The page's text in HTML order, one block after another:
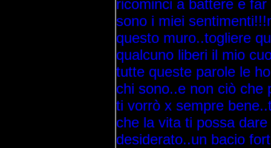
ricominci a battere e
sono i miei
questo muro..togliere
qualcuno liberi il mio
tutte queste parole le
chi sono..e non ciò che
ti vorrò x sempre
che la vita ti possa
desiderato..un bacio